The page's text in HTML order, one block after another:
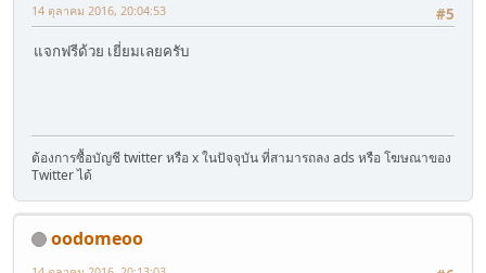
#5
14 ตุลาคม 2016, 20:04:53
แจกฟรีด้วย เยี่ยมเลยครับ
ต้องการซื้อบัญชี twitter หรือ x ในปัจจุบัน ที่สามารถลง ads หรือ โฆษณาของ
Twitter ได้
oodomeoo